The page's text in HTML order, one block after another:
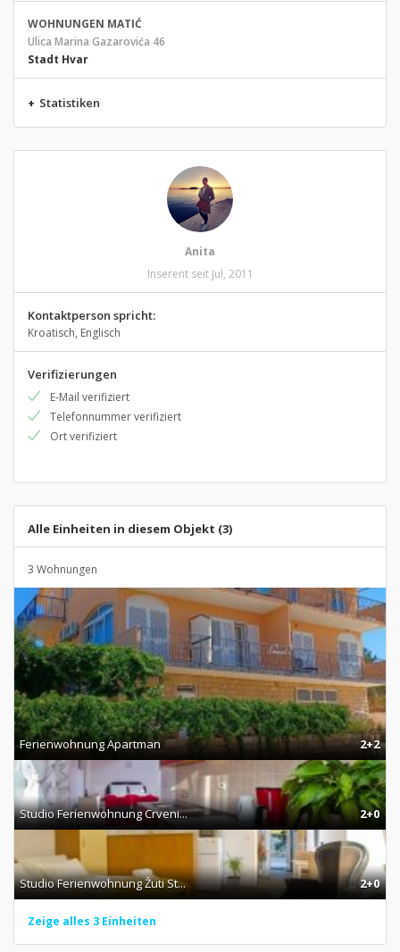
WOHNUNGEN MATIĆ
Ulica Marina Gazarovića 46
Stadt Hvar
+ Statistiken
Anita
Inserent seit Jul, 2011
Kontaktperson spricht:
Kroatisch, Englisch
Verifizierungen
E-Mail verifiziert
Telefonnummer verifiziert
Ort verifiziert
Alle Einheiten in diesem Objekt (3)
3 Wohnungen
Ferienwohnung Apartman 2+2
Studio Ferienwohnung Crveni... 2+0
Studio Ferienwohnung Žuti St... 2+0
Zeige alles 3 Einheiten